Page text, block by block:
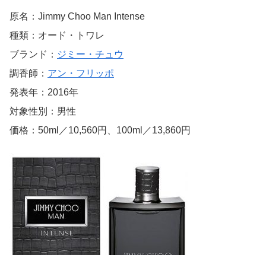
原名：Jimmy Choo Man Intense
種類：オード・トワレ
ブランド： ジミー・チュウ
調香師： アン・フリッポ
発表年：2016年
対象性別：男性
価格：50ml／10,560円、100ml／13,860円